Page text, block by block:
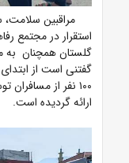
استقرار در مجتمع
گلستان همچنان به
گفتنی است از
ارائه گردیده است.